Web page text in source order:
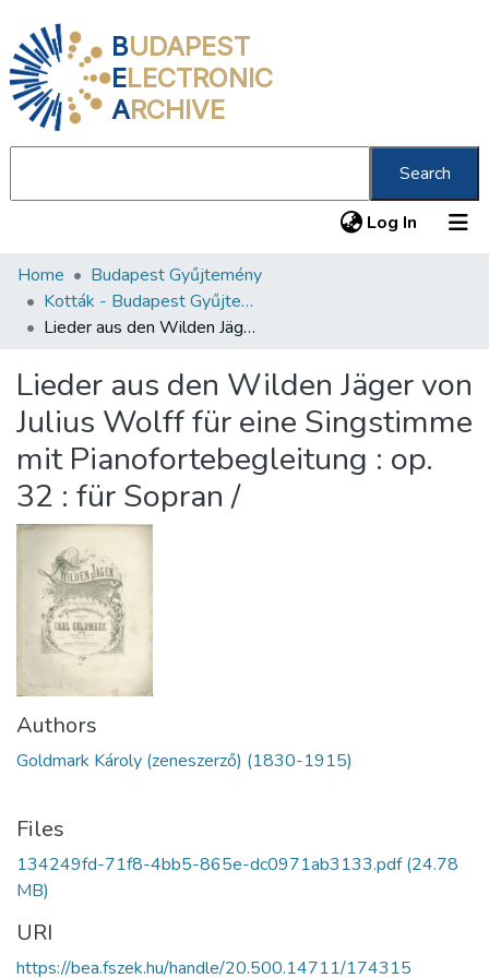
BUDAPEST
ELECTRONIC
ARCHIVE
Search
Log In (current)
Communities & Collections
All of DSpace
About us
Home
Budapest Gyűjtemény
Kották - Budapest Gyűjtemény
Lieder aus den Wilden Jäger von Julius Wolff für eine Singstimme mit Pianofortebegleitung : op. 32 : für Sopran /
Lieder aus den Wilden Jäger von
Julius Wolff für eine Singstimme
mit Pianofortebegleitung : op.
32 : für Sopran /
Authors
Goldmark Károly (zeneszerző) (1830-1915)
Files
134249fd-71f8-4bb5-865e-dc0971ab3133.pdf(24.78
MB)
URI
https://bea.fszek.hu/handle/20.500.14711/174315